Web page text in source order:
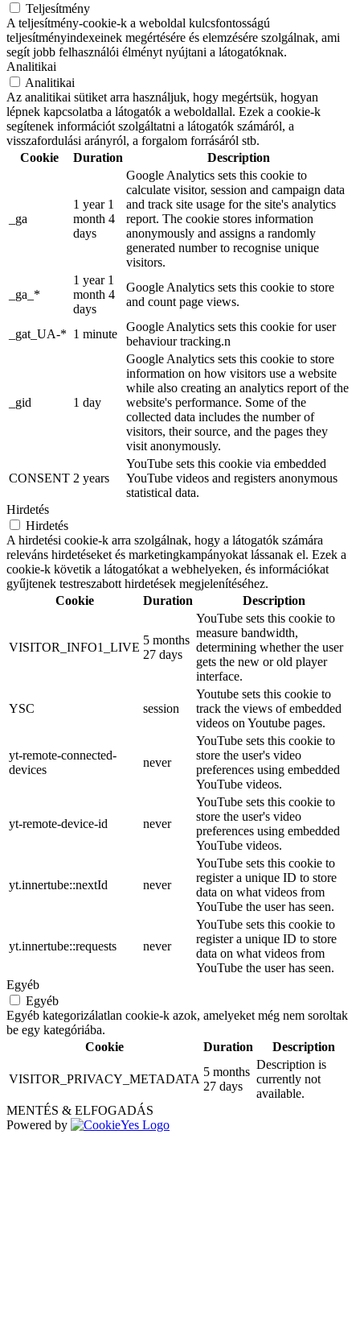
Teljesítmény
A teljesítmény-cookie-k a weboldal kulcsfontosságú
teljesítményindexeinek megértésére és elemzésére szolgálnak, ami
segít jobb felhasználói élményt nyújtani a látogatóknak.
Analitikai
Analitikai
Az analitikai sütiket arra használjuk, hogy megértsük, hogyan
lépnek kapcsolatba a látogatók a weboldallal. Ezek a cookie-k
segítenek információt szolgáltatni a látogatók számáról, a
visszafordulási arányról, a forgalom forrásáról stb.
Cookie
Duration Description
_ga
1 year 1
month 4
days
Google Analytics sets this cookie to
calculate visitor, session and campaign data
and track site usage for the site's analytics
report. The cookie stores information
anonymously and assigns a randomly
generated number to recognise unique
visitors.
_ga_*
1 year 1
month 4
days
Google Analytics sets this cookie to store
and count page views.
_gat_UA-* 1 minute
Google Analytics sets this cookie for user
behaviour tracking.n
_gid 1 day
Google Analytics sets this cookie to store
information on how visitors use a website
while also creating an analytics report of the
website's performance. Some of the
collected data includes the number of
visitors, their source, and the pages they
visit anonymously.
CONSENT 2 years
YouTube sets this cookie via embedded
YouTube videos and registers anonymous
statistical data.
Hirdetés
Hirdetés
A hirdetési cookie-k arra szolgálnak, hogy a látogatók számára
releváns hirdetéseket és marketingkampányokat lássanak el. Ezek a
cookie-k követik a látogatókat a webhelyeken, és információkat
gyűjtenek testreszabott hirdetések megjelenítéséhez.
Cookie
Duration Description
VISITOR_INFO1_LIVE
5 months
27 days
YouTube sets this cookie to
measure bandwidth,
determining whether the user
gets the new or old player
interface.
YSC session
Youtube sets this cookie to
track the views of embedded
videos on Youtube pages.
yt-remote-connected-
devices
never
YouTube sets this cookie to
store the user's video
preferences using embedded
YouTube videos.
yt-remote-device-id never
YouTube sets this cookie to
store the user's video
preferences using embedded
YouTube videos.
yt.innertube::nextId never
YouTube sets this cookie to
register a unique ID to store
data on what videos from
YouTube the user has seen.
yt.innertube::requests never
YouTube sets this cookie to
register a unique ID to store
data on what videos from
YouTube the user has seen.
Egyéb
Egyéb
Egyéb kategorizálatlan cookie-k azok, amelyeket még nem soroltak
be egy kategóriába.
Cookie
Duration Description
VISITOR_PRIVACY_METADATA
5 months
27 days
Description is
currently not
available.
MENTÉS & ELFOGADÁS
Powered by